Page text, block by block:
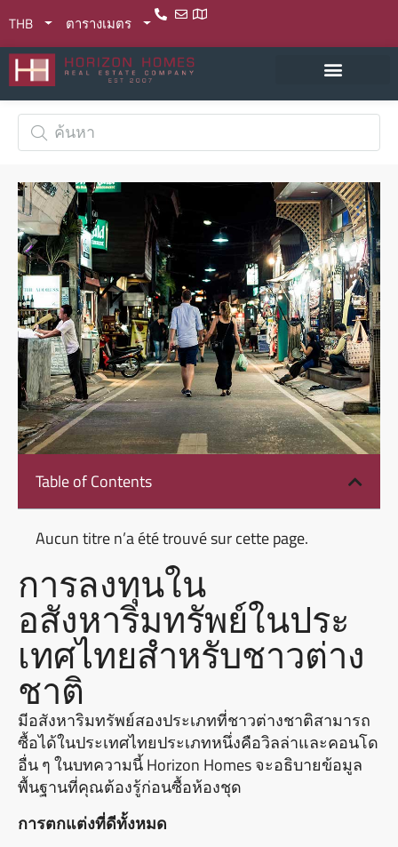
THB ตารางเมตร
Table of Contents
Aucun titre n’a été trouvé sur cette page.
การลงทุนใน
อสังหาริมทรัพย์ในประ
เทศไทยสําหรับชาวต่าง
ชาติ
มีอสังหาริมทรัพย์สองประเภทที่ชาวต่างชาติสามารถ
ซื้อได้ในประเทศไทยประเภทหนึ่งคือวิลล่าและคอนโด
อื่น ๆ ในบทความนี้ Horizon Homes จะอธิบายข้อมูล
พื้นฐานที่คุณต้องรู้ก่อนซื้อห้องชุด
การตกแต่งที่ดีทั้งหมด